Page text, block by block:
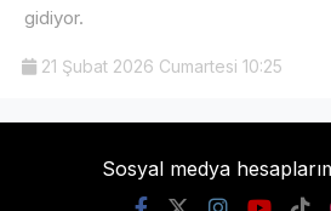
gidiyor.
21 Şubat 2026 Cumartesi 10:25
Sosyal medya